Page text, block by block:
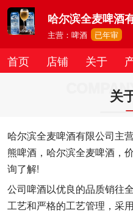
哈尔滨全麦啤酒
主营：啤酒 已年审
首页 店铺 关于
关
哈尔滨全麦啤酒有限公司主
熊啤酒，哈尔滨全麦啤酒，
询了解!
公司啤酒以优良的品质销往
工艺和严格的工艺管理，采